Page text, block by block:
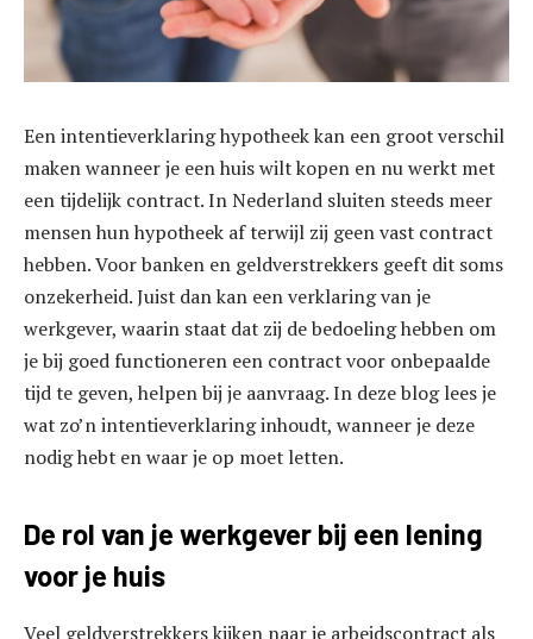
Een intentieverklaring hypotheek kan een groot verschil
maken wanneer je een huis wilt kopen en nu werkt met
een tijdelijk contract. In Nederland sluiten steeds meer
mensen hun hypotheek af terwijl zij geen vast contract
hebben. Voor banken en geldverstrekkers geeft dit soms
onzekerheid. Juist dan kan een verklaring van je
werkgever, waarin staat dat zij de bedoeling hebben om
je bij goed functioneren een contract voor onbepaalde
tijd te geven, helpen bij je aanvraag. In deze blog lees je
wat zo’n intentieverklaring inhoudt, wanneer je deze
nodig hebt en waar je op moet letten.
De rol van je werkgever bij een lening
voor je huis
Veel geldverstrekkers kijken naar je arbeidscontract als